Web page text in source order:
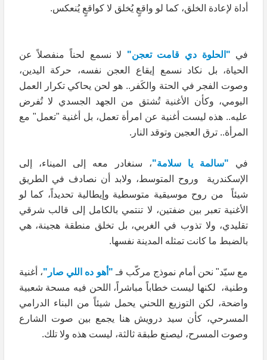
أداة لإعادة الخلق، كما لو واقعٍ يُخلق لا كواقعٍ يُنعكس.
في "الحلوة دي قامت تعجن" لا نسمع لحناً منفصلاً عن
الحياة، بل نكاد نسمع إيقاع العجن نفسه، حركة اليدين،
وصوت الفجر في الحتة والكَفر.. هو لحن يحاكي تكرار العمل
اليومي، وكأن الأغنية تُشتق من الجهد الجسدي لا تُفرض
عليه.. هذه ليست أغنية عن امرأة تعمل، بل أغنية "تعمل" مع
المرأة.. ترق العجين وتوقد النار.
في "سالمة يا سلامة"، سنغادر معه إلى الميناء، إلى
الإسكندرية وروح المتوسط، ولابد أن نصادف في الطريق
شيئاً من روح موسيقية متوسطية وإيطالية تحديداً، كما لو
الأغنية تعبر بين ضفتين، لا تنتمي بالكامل إلى قالب شرقي
تقليدي، ولا تذوب في الغربي، بل تخلق منطقة هجينة، هي
بالضبط ما كانت تمثله المدينة نفسها.
مع سيّد" نحن أمام نموذج مركّب فـ "أهو ده اللي صار"، أغنية
وطنية، لكنها ليست خطاباً مباشراً، اللحن فيه مسحة شعبية
واضحة، لكن التوزيع اللحني يحمل شيئاً من البناء الدرامي
المسرحي، كأن سيد درويش هنا يجمع بين صوت الشارع
وصوت المسرح، ليصنع طبقة ثالثة، ليست هذه ولا تلك.